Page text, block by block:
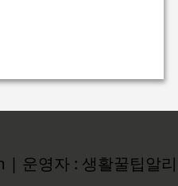
| 운영자 : 생활꿀팁알리